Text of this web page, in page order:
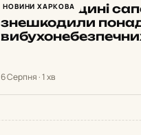
НОВИНИ ХАРКОВА
На Харківщині
знешкодили
6 Серпня · 1 хв